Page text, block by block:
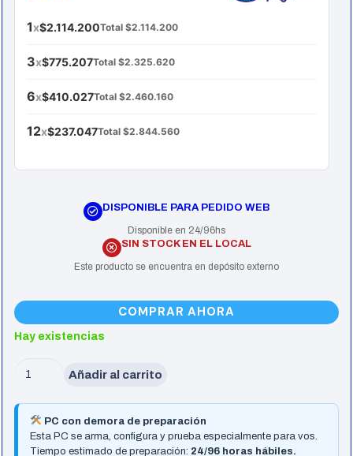
1x$2.114.200Total $2.114.200
3x$775.207Total $2.325.620
6x$410.027Total $2.460.160
12x$237.047Total $2.844.560
DISPONIBLE PARA PEDIDO WEB
Disponible en 24/96hs
SIN STOCK EN EL LOCAL
Este producto se encuentra en depósito externo
COMPRAR AHORA
Hay existencias
Ryzen
7600
Añadir al carrito
PC con demora de preparación
Esta PC se arma, configura y prueba especialmente para vos.
Tiempo estimado de preparación: 24/96 horas hábiles.